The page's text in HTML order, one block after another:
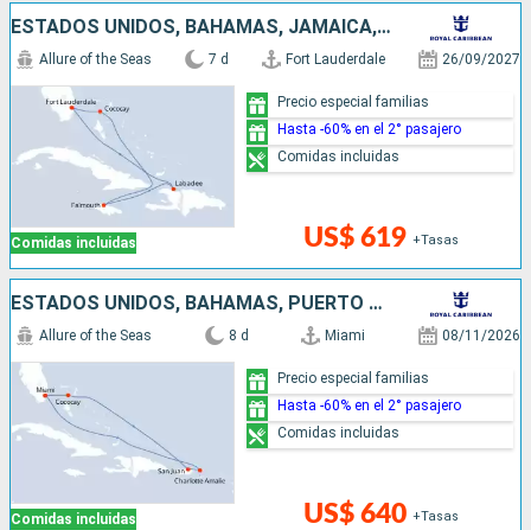
ESTADOS UNIDOS, BAHAMAS, JAMAICA, HAITI
Comidas incluidas
Allure of the Seas 7 d Fort Lauderdale 26/09/2027
US$ 619 +Tasas
Precio especial familias
Hasta -60% en el 2° pasajero
Comidas incluidas
ESTADOS UNIDOS, BAHAMAS, PUERTO RICO
Comidas incluidas
Allure of the Seas 8 d Miami 08/11/2026
US$ 640 +Tasas
Precio especial familias
Hasta -60% en el 2° pasajero
Comidas incluidas